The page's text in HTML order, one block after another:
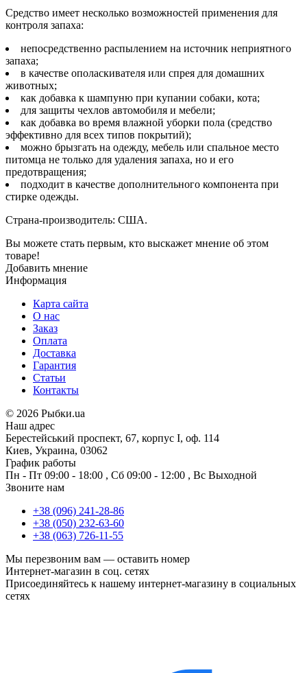
Средство имеет несколько возможностей применения для
контроля запаха:
непосредственно распылением на источник неприятного
запаха;
в качестве ополаскивателя или спрея для домашних
животных;
как добавка к шампуню при купании собаки, кота;
для защиты чехлов автомобиля и мебели;
как добавка во время влажной уборки пола (средство
эффективно для всех типов покрытий);
можно брызгать на одежду, мебель или спальное место
питомца не только для удаления запаха, но и его
предотвращения;
подходит в качестве дополнительного компонента при
стирке одежды.
Страна-производитель: США.
Вы можете стать первым, кто выскажет мнение об этом
товаре!
Добавить мнение
Информация
Карта сайта
О нас
Заказ
Оплата
Доставка
Гарантия
Статьи
Контакты
© 2026 Рыбки.ua
Наш адрес
Берестейський проспект, 67, корпус I, оф. 114
Киев, Украина, 03062
График работы
Пн - Пт 09:00 - 18:00 , Сб 09:00 - 12:00 , Вс Выходной
Звоните нам
+38 (096) 241-28-86
+38 (050) 232-63-60
+38 (063) 726-11-55
Мы перезвоним вам — оставить номер
Интернет-магазин в соц. сетях
Присоединяйтесь к нашему интернет-магазину в социальных
сетях